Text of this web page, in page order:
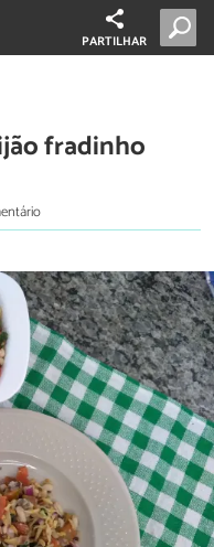
PARTILHAR
fradinho